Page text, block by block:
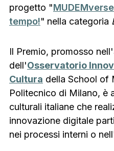
progetto "
tempo!" nella categoria
Il Premio, promosso
dell'Osservatorio
Cultura della School of
Politecnico di Milano, è
culturali italiane che
innovazione digitale
nei processi interni o